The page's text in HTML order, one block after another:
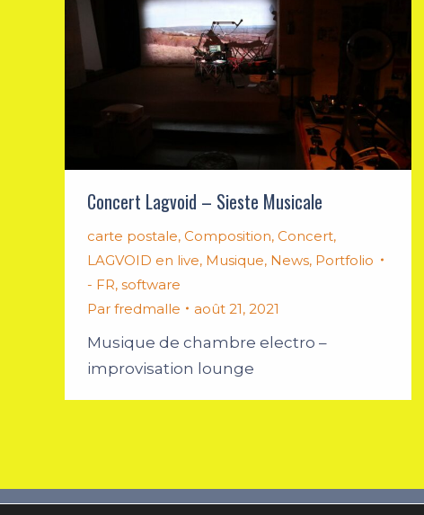
Concert Lagvoid – Sieste Musicale
carte postale, Composition, Concert,
LAGVOID en live, Musique, News, Portfolio
- FR, software
Par fredmalle août 21, 2021
Musique de chambre electro –
improvisation lounge